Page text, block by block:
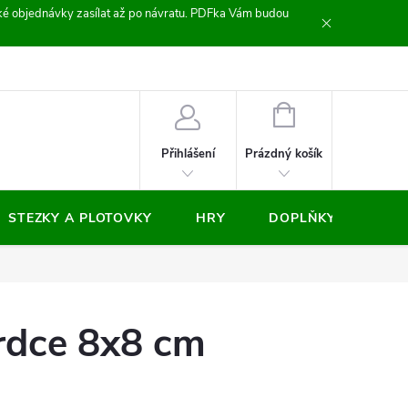
objednávky zasílat až po návratu. PDFka Vám budou
Přihlášení
NÁKUPNÍ
Prázdný košík
STEZKY A PLOTOVKY HRY DOPLŇKY
8x8 cm